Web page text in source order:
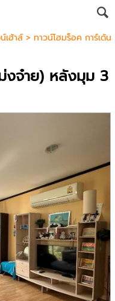
เฮ้าส์> ทาวน์โฮมร็อค การ์เด้น
งจ๋าย) หลังมุม 3